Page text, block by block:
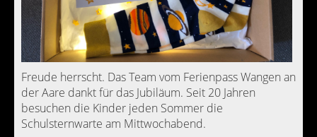
Freude herrscht. Das Team vom Ferienpass Wangen an
der Aare dankt für das Jubiläum. Seit 20 Jahren
besuchen die Kinder jeden Sommer die
Schulsternwarte am Mittwochabend.